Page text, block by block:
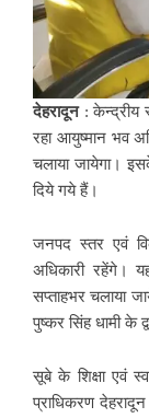
देहरादून: केन्द्रीय
रहा आयुष्मान भव
चलाया जायेगा।
दिये गये हैं।
जनपद स्तर एवं
अधिकारी रहेंगे।
सप्ताहभर चलाया
पुष्कर सिंह धामी के
सूबे के शिक्षा एवं
प्राधिकरण